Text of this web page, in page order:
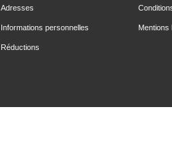
Adresses
Informations personnelles
Réductions
Mentions